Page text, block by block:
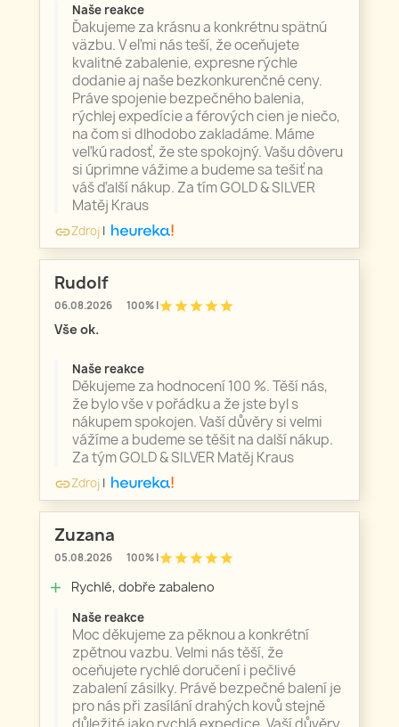
Naše reakce
Ďakujeme za krásnu a konkrétnu spätnú
väzbu. V eľmi nás teší, že oceňujete
kvalitné zabalenie, expresne rýchle
dodanie aj naše bezkonkurenčné ceny.
Práve spojenie bezpečného balenia,
rýchlej expedície a férových cien je niečo,
na čom si dlhodobo zakladáme. Máme
veľkú radosť, že ste spokojný. Vašu dôveru
si úprimne vážime a budeme sa tešiť na
váš ďalší nákup. Za tím GOLD & SILVER
Matěj Kraus
linkZdroj |
Rudolf
06.08.2026 100% |starstarstarstarstar
Vše ok.
Naše reakce
Děkujeme za hodnocení 100 %. Těší nás,
že bylo vše v pořádku a že jste byl s
nákupem spokojen. Vaší důvěry si velmi
vážíme a budeme se těšit na další nákup.
Za tým GOLD & SILVER Matěj Kraus
linkZdroj |
Zuzana
05.08.2026 100% |starstarstarstarstar
add Rychlé, dobře zabaleno
Naše reakce
Moc děkujeme za pěknou a konkrétní
zpětnou vazbu. Velmi nás těší, že
oceňujete rychlé doručení i pečlivé
zabalení zásilky. Právě bezpečné balení je
pro nás při zasílání drahých kovů stejně